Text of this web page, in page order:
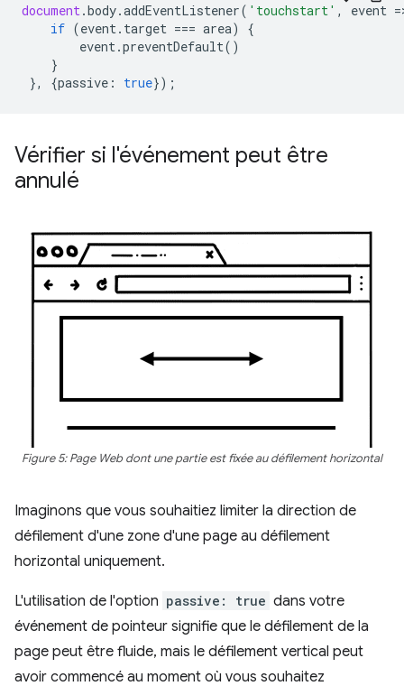
document.body.addEventListener( 'touchstart' , event =
if (event. target === area)
{
event.preventDefault()
}
},
{passive : true});
Vérifier si l'événement peut être
annulé
Figure 5: Page Web dont une partie est fixée au défilement horizontal
Imaginons que vous souhaitiez limiter la direction de
défilement d'une zone d'une page au défilement
horizontal uniquement.
L'utilisation de l'option passive: true dans votre
événement de pointeur signifie que le défilement de la
page peut être fluide, mais le défilement vertical peut
avoir commencé au moment où vous souhaitez